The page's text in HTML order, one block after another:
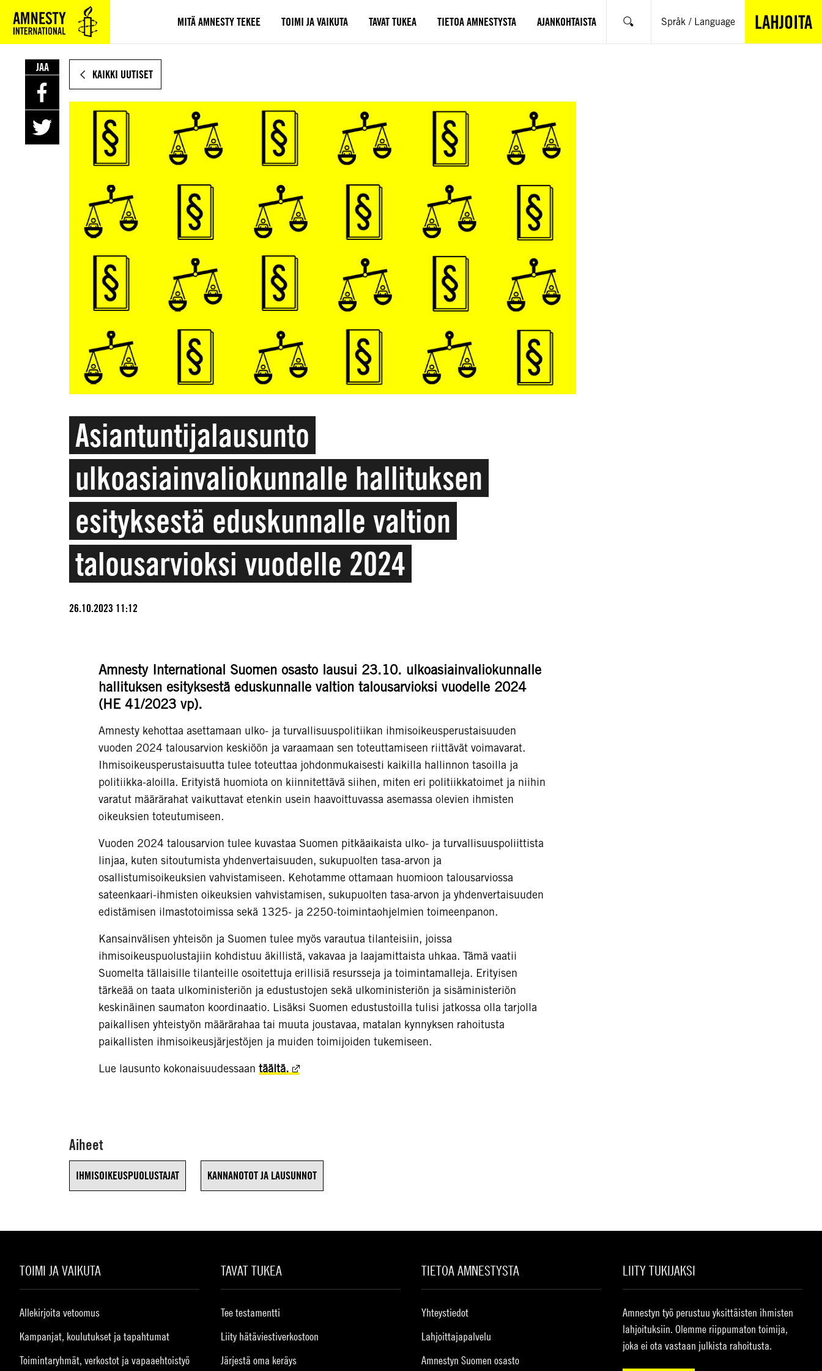
VARSINAISEEN
SISÄLTÖÖN
MITÄ AMNESTY TEKEE TOIMI JA VAIKUTA TAVAT TUKEA TIETOA AMNESTYSTA AJANKOHTAISTA Hae Språk / Language LAHJOITA
KAIKKI UUTISET
Asiantuntijalausunto
ulkoasiainvaliokunnalle hallituksen
esityksestä eduskunnalle valtion
talousarvioksi vuodelle 2024
26.10.2023 11:12
Amnesty International Suomen osasto lausui 23.10. ulkoasiainvaliokunnalle
hallituksen esityksestä eduskunnalle valtion talousarvioksi vuodelle 2024
(HE 41/2023 vp).
Amnesty kehottaa asettamaan ulko- ja turvallisuuspolitiikan ihmisoikeusperustaisuuden
vuoden 2024 talousarvion keskiöön ja varaamaan sen toteuttamiseen riittävät voimavarat.
Ihmisoikeusperustaisuutta tulee toteuttaa johdonmukaisesti kaikilla hallinnon tasoilla ja
politiikka-aloilla. Erityistä huomiota on kiinnitettävä siihen, miten eri politiikkatoimet ja niihin
varatut määrärahat vaikuttavat etenkin usein haavoittuvassa asemassa olevien ihmisten
oikeuksien toteutumiseen.
Vuoden 2024 talousarvion tulee kuvastaa Suomen pitkäaikaista ulko- ja turvallisuuspoliittista
linjaa, kuten sitoutumista yhdenvertaisuuden, sukupuolten tasa-arvon ja
osallistumisoikeuksien vahvistamiseen. Kehotamme ottamaan huomioon talousarviossa
sateenkaari-ihmisten oikeuksien vahvistamisen, sukupuolten tasa-arvon ja yhdenvertaisuuden
edistämisen ilmastotoimissa sekä 1325- ja 2250-toimintaohjelmien toimeenpanon.
Kansainvälisen yhteisön ja Suomen tulee myös varautua tilanteisiin, joissa
ihmisoikeuspuolustajiin kohdistuu äkillistä, vakavaa ja laajamittaista uhkaa. Tämä vaatii
Suomelta tällaisille tilanteille osoitettuja erillisiä resursseja ja toimintamalleja. Erityisen
tärkeää on taata ulkoministeriön ja edustustojen sekä ulkoministeriön ja sisäministeriön
keskinäinen saumaton koordinaatio. Lisäksi Suomen edustustoilla tulisi jatkossa olla tarjolla
paikallisen yhteistyön määrärahaa tai muuta joustavaa, matalan kynnyksen rahoitusta
paikallisten ihmisoikeusjärjestöjen ja muiden toimijoiden tukemiseen.
Lue lausunto kokonaisuudessaan täältä.
Aiheet
IHMISOIKEUSPUOLUSTAJAT KANNANOTOT JA LAUSUNNOT
JAA
TOIMI JA VAIKUTA
Allekirjoita vetoomus
Kampanjat, koulutukset ja tapahtumat
Toimintaryhmät, verkostot ja vapaaehtoistyö
TAVAT TUKEA
Tee testamentti
Liity hätäviestiverkostoon
Järjestä oma keräys
TIETOA AMNESTYSTA
Yhteystiedot
Lahjoittajapalvelu
Amnestyn Suomen osasto
LIITY TUKIJAKSI
Amnestyn työ perustuu yksittäisten ihmisten
lahjoituksiin. Olemme riippumaton toimija,
joka ei ota vastaan julkista rahoitusta.